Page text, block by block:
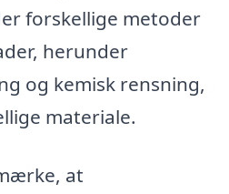
forskellige metoder
herunder
og kemisk rensning,
materiale.
at